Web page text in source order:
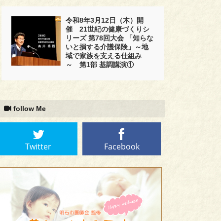
令和8年3月12日（木）開
催 21世紀の健康づくりシ
リーズ 第78回大会 「知らな
いと損する介護保険」～地
域で家族を支える仕組み
～ 第1部 基調講演①
follow Me
Twitter Facebook